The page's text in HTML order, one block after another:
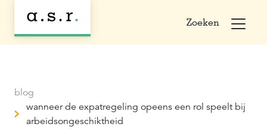
Zoeken
blog
wanneer de expatregeling opeens een rol speelt bij
arbeidsongeschiktheid